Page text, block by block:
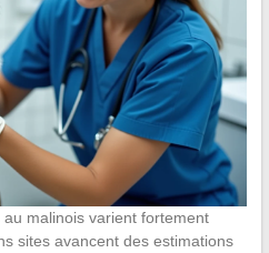
malinois varient fortement
sites avancent des estimations